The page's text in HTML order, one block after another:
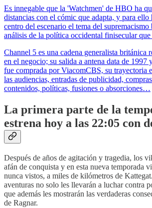
Es innegable que la 'Watchmen' de HBO ha
distancias con el cómic que adapta, y para ello
centro del escenario el tema del
análisis de la política occidental finisecular que
Channel 5 es una cadena generalista británica
en el negocio; su salida a antena data de 1997
fue comprada por ViacomCBS, su trayectoria
las audiencias, entradas de publicidad,
contenidos, políticas, fusiones o absorciones…
La primera parte de la
estrena hoy a las 22:05 con
Después de años de agitación y tragedia, los
afán de conquista y en esta nueva temporada
nunca vistos, a miles de kilómetros de
aventuras no solo les llevarán a luchar contra
que además les mostrarán las verdaderas
de Ragnar.